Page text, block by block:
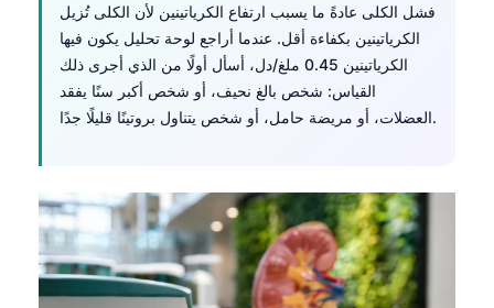
فشل الكلى عادةً ما يسبب ارتفاع الكرياتينين لأن الكلى تُزيل
الكرياتينين بكفاءة أقل. عندما أراجع لوحة تحليل يكون فيها
الكرياتينين 0.45 ملغ/دل، أسأل أولًا من الذي أجرى ذلك
القياس: شخص بالغ نحيف، أو شخص أكبر سنًا يفقد
العضلات، أو مريضة حامل، أو شخص يتناول بروتينًا قليلًا جدًا.